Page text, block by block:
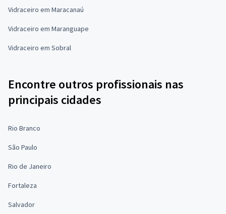
Vidraceiro em Maracanaú
Vidraceiro em Maranguape
Vidraceiro em Sobral
Encontre outros profissionais nas
principais cidades
Rio Branco
São Paulo
Rio de Janeiro
Fortaleza
Salvador